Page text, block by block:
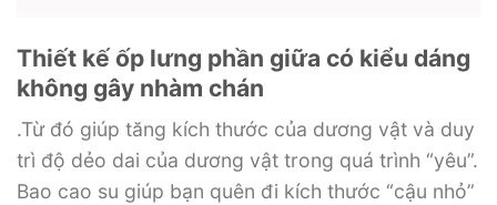
Thiết kế ốp lưng phần giữa có kiểu dáng
không gây nhàm chán
.Từ đó giúp tăng kích thước của dương vật và duy
trì độ dẻo dai của dương vật trong quá trình “yêu”.
Bao cao su giúp bạn quên đi kích thước “cậu nhỏ”